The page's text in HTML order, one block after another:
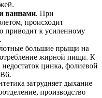
ваннами. При
происходит
приводит к усиленному
большие прыщи на
жирной пищи. К
цинка, фолиевой
затрудняет дыхание
производство